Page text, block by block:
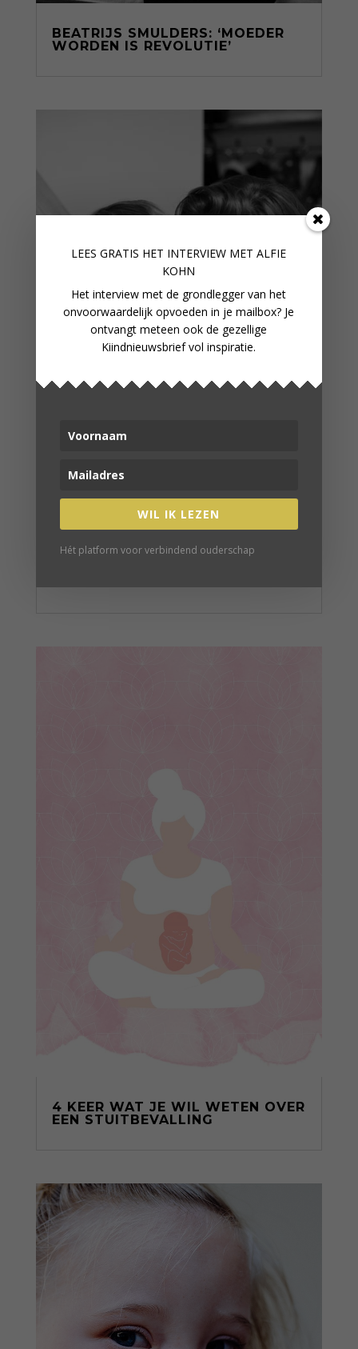
BEATRIJS SMULDERS: ‘MOEDER
WORDEN IS REVOLUTIE’
4 KEER WAT JE WIL WETEN OVER
EEN STUITBEVALLING
LEES GRATIS HET INTERVIEW MET ALFIE
KOHN
Het interview met de grondlegger van het
onvoorwaardelijk opvoeden in je mailbox? Je
ontvangt meteen ook de gezellige
Kiindnieuwsbrief vol inspiratie.
WIL IK LEZEN
Hét platform voor verbindend ouderschap